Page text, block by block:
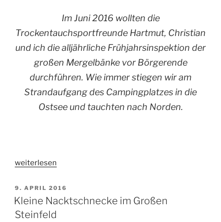
Im Juni 2016 wollten die
Trockentauchsportfreunde Hartmut, Christian
und ich die alljährliche Frühjahrsinspektion der
großen Mergelbänke vor Börgerende
durchführen. Wie immer stiegen wir am
Strandaufgang des Campingplatzes in die
Ostsee und tauchten nach Norden.
„Börgerender
weiterlesen
VERÖFFENTLICHT
AM
9. APRIL 2016
Kleine Nacktschnecke im Großen
Steinfeld